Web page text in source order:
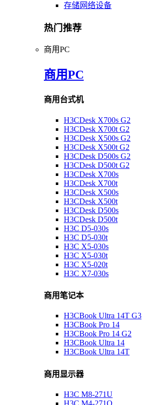
存储网络设备
热门推荐
商用PC
商用PC
商用台式机
H3CDesk X700s G2
H3CDesk X700t G2
H3CDesk X500s G2
H3CDesk X500t G2
H3CDesk D500s G2
H3CDesk D500t G2
H3CDesk X700s
H3CDesk X700t
H3CDesk X500s
H3CDesk X500t
H3CDesk D500s
H3CDesk D500t
H3C D5-030s
H3C D5-030t
H3C X5-030s
H3C X5-030t
H3C X5-020t
H3C X7-030s
商用笔记本
H3CBook Ultra 14T G3
H3CBook Pro 14
H3CBook Pro 14 G2
H3CBook Ultra 14
H3CBook Ultra 14T
商用显示器
H3C M8-271U
H3C M4-271Q